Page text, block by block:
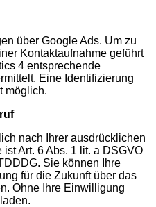
über Google Ads. Um zu
Kontaktaufnahme geführt
4 entsprechende
Eine Identifizierung
möglich.
nach Ihrer ausdrücklichen
Art. 6 Abs. 1 lit. a DSGVO
Sie können Ihre
für die Zukunft über das
Ohne Ihre Einwilligung